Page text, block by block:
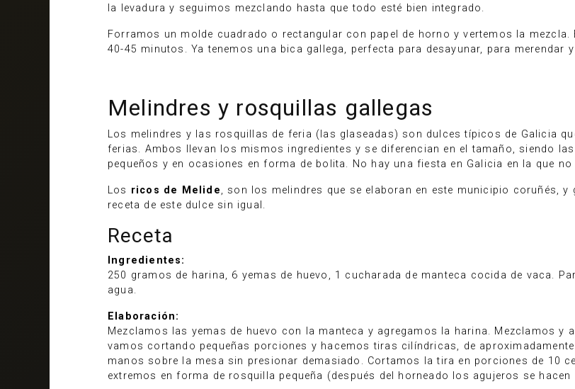
la levadura y seguimos mezclando hasta que todo esté bien integrado.
Forramos un molde cuadrado o rectangular con papel de horno y vertemos la
40-45 minutos. Ya tenemos una bica gallega, perfecta para desayunar, para merendar
Melindres y rosquillas gallegas
Los melindres y las rosquillas de feria (las glaseadas) son dulces típicos de Galicia
ferias. Ambos llevan los mismos ingredientes y se diferencian en el tamaño, siendo
pequeños y en ocasiones en forma de bolita. No hay una fiesta en Galicia en la que
Los ricos de Melide, son los melindres que se elaboran en este municipio coruñés,
receta de este dulce sin igual.
Receta
Ingredientes:
250 gramos de harina, 6 yemas de huevo, 1 cucharada de manteca cocida de vaca.
agua.
Elaboración:
Mezclamos las yemas de huevo con la manteca y agregamos la harina. Mezclamos
vamos cortando pequeñas porciones y hacemos tiras cilíndricas, de
manos sobre la mesa sin presionar demasiado. Cortamos la tira en porciones de 10
extremos en forma de rosquilla pequeña (después del horneado los agujeros se hacen